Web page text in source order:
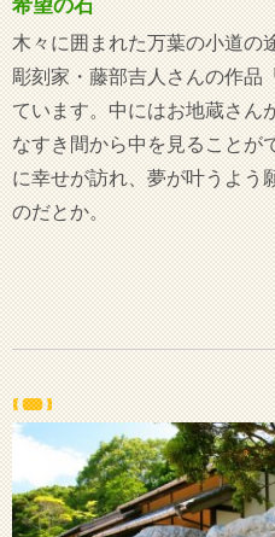
木々に囲まれた万葉の小道の
彫刻家・藤部吉人さんの作品
ています。中にはお地蔵さん
なすき間から中を見ることが
に幸せが訪れ、夢が叶うよう
のだとか。